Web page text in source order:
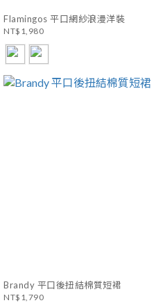
Flamingos 平口網紗浪漫洋裝
NT$1,980
Brandy 平口後扭結棉質短裙
NT$1,790